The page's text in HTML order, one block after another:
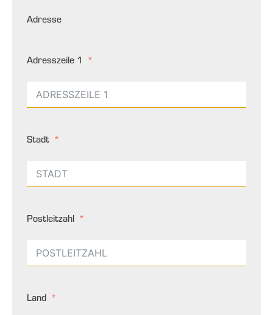
Adresse
Adresszeile 1
Stadt
Postleitzahl
Land